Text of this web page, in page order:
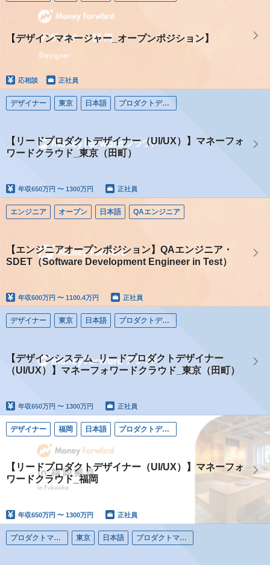
【デザインマネージャー_オープンポジション】
応相談 正社員
デザイナー 東京 日本語 プロダクトデザイナー
【リードプロダクトデザイナー（UI/UX）】マネーフォ
ワードクラウド_東京（田町）
年収650万円 〜 1300万円 正社員
エンジニア オープン 日本語 QAエンジニア
【エンジニアオープンポジション】QAエンジニア・
SDET（Software Development Engineer in Test）
年収600万円 〜 1100.4万円 正社員
デザイナー 東京 日本語 プロダクトデザイナー
【デザインシステム_リードプロダクトデザイナー
（UI/UX）】マネーフォワードクラウド_東京（田町）
年収650万円 〜 1300万円 正社員
デザイナー 福岡 日本語 プロダクトデザイナー
【リードプロダクトデザイナー（UI/UX）】マネーフォ
ワードクラウド_福岡
年収650万円 〜 1300万円 正社員
プロダクトマネージャー 東京 日本語 プロダクトマネージャー